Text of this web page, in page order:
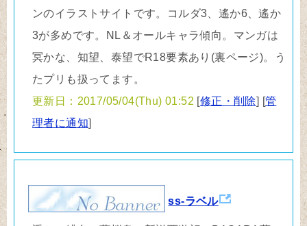
ンのイラストサイトです。コルダ3、遙か6、遙か
3が多めです。NL＆オールキャラ傾向。マンガは
冥かな、知望、泰望でR18要素あり(裏ページ)。う
たプリも扱ってます。
更新日：2017/05/04(Thu) 01:52 [修正・削除] [管
理者に通知]
ss-ラベル